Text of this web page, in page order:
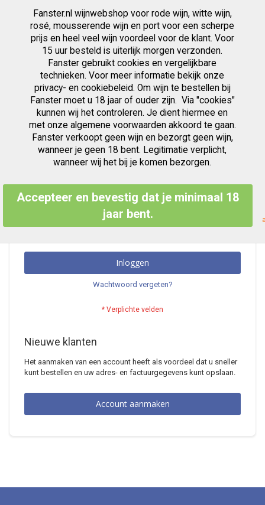
Fanster.nl wijnwebshop voor rode wijn, witte wijn,
rosé, mousserende wijn en port voor een scherpe
prijs en heel veel wijn voordeel voor de klant. Voor
15 uur besteld is uiterlijk morgen verzonden.
Fanster gebruikt cookies en vergelijkbare
technieken. Voor meer informatie bekijk onze
privacy- en cookiebeleid. Om wijn te bestellen bij
Fanster moet u 18 jaar of ouder zijn. Via "cookies"
kunnen wij het controleren. Je dient hiermee en
met onze algemene voorwaarden akkoord te gaan.
Fanster verkoopt geen wijn en bezorgt geen wijn,
wanneer je geen 18 bent. Legitimatie verplicht,
wanneer wij het bij je komen bezorgen.
Accepteer en bevestig dat je minimaal 18
jaar bent.
Zoek
inhoud
Klant Login
Geregistreerde Klanten
Als u een account hebt, meld u dan aan met uw e-mailadres.
E-mailadres
Inloggen
Wachtwoord vergeten?
Nieuwe klanten
Het aanmaken van een account heeft als voordeel dat u sneller
kunt bestellen en uw adres- en factuurgegevens kunt opslaan.
Account aanmaken